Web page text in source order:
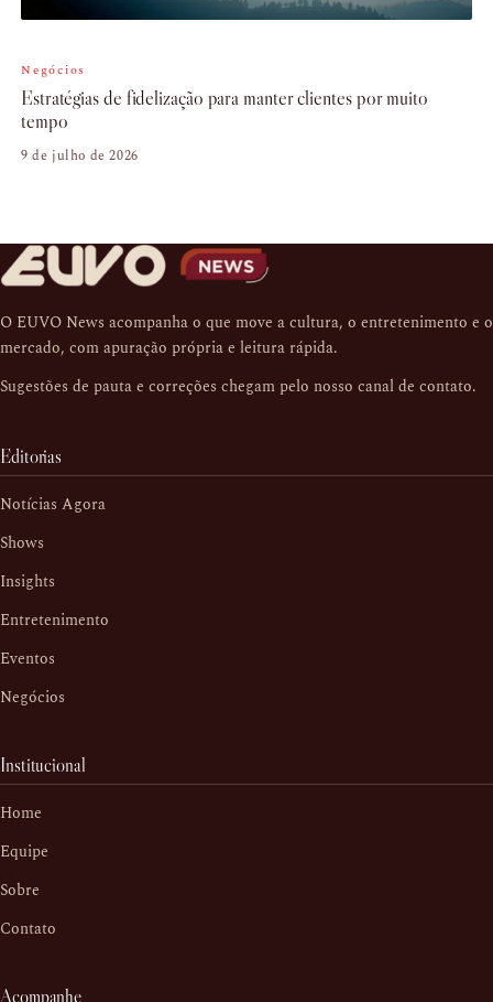
Negócios
Estratégias de fidelização para manter clientes por muito
tempo
9 de julho de 2026
O EUVO News acompanha o que move a cultura, o entretenimento e o
mercado, com apuração própria e leitura rápida.
Sugestões de pauta e correções chegam pelo nosso canal de contato.
Editorias
Notícias Agora
Shows
Insights
Entretenimento
Eventos
Negócios
Institucional
Home
Equipe
Sobre
Contato
Acompanhe